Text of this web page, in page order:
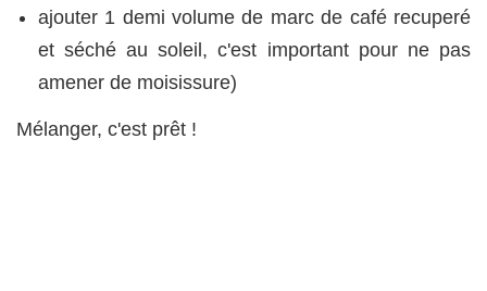
ajouter 1 demi volume de marc de café recuperé
et séché au soleil, c'est important pour ne pas
amener de moisissure)
Mélanger, c'est prêt !